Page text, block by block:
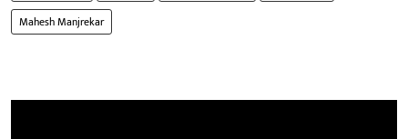
Mahesh Manjrekar